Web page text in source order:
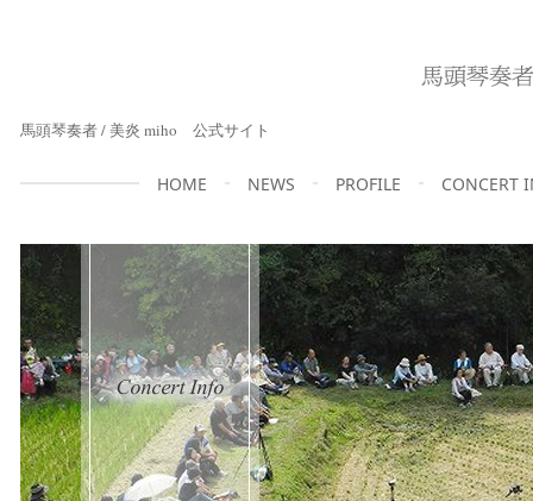
馬頭琴奏者 / 美炎 miho 公式サイト
HOME NEWS PROFILE CONCERT